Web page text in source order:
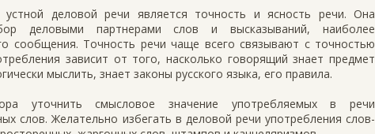
устной деловой речи является точность и ясность речи. Она
деловыми партнерами слов и высказываний, наиболее
сообщения. Точность речи чаще всего связывают с точностью
зависит от того, насколько говорящий знает предмет
мыслить, знает законы русского языка, его правила.
уточнить смысловое значение употребляемых в речи
слов. Желательно избегать в деловой речи употребления слов-